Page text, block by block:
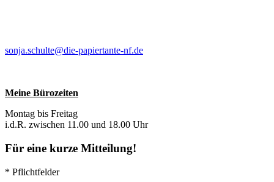
sonja.schulte@die-papiertante-nf.de
Meine Bürozeiten
Montag bis Freitag
i.d.R. zwischen 11.00 und 18.00 Uhr
Für eine kurze Mitteilung!
* Pflichtfelder